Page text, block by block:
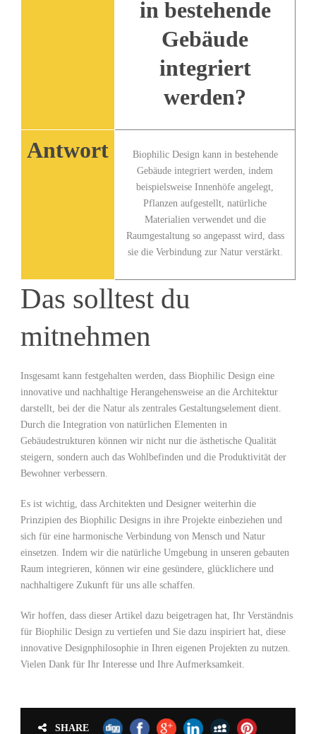
in bestehende
Gebäude
integriert
werden?
Antwort
Biophilic Design kann in ⁢bestehende
Gebäude integriert werden, ⁢indem
‌beispielsweise Innenhöfe angelegt,
Pflanzen aufgestellt,‍ natürliche
Materialien ‌verwendet ⁣und⁢ die
Raumgestaltung so angepasst wird, dass
sie die Verbindung zur Natur⁤ verstärkt.
Das ⁤solltest du
mitnehmen
Insgesamt⁤ kann festgehalten werden, dass‌ Biophilic Design eine
innovative und nachhaltige Herangehensweise an die Architektur
darstellt, bei der die Natur als ‍zentrales Gestaltungselement dient.
Durch die Integration von natürlichen Elementen in⁢
Gebäudestrukturen können wir ⁣nicht nur die‌ ästhetische Qualität
steigern, sondern auch ​das Wohlbefinden und die Produktivität der
⁣Bewohner‌ verbessern.
Es ist wichtig, dass Architekten‍ und Designer weiterhin ⁢die
Prinzipien des Biophilic Designs in ​ihre Projekte ⁢einbeziehen‍ und
sich für eine harmonische⁤ Verbindung von Mensch und Natur
einsetzen.⁣ Indem wir die natürliche Umgebung in unseren gebauten‌
Raum integrieren, können wir eine ‍gesündere, glücklichere und
nachhaltigere Zukunft für ⁤uns alle schaffen.
Wir hoffen, dass ⁣dieser ​Artikel dazu⁣ beigetragen⁢ hat, Ihr Verständnis
für Biophilic Design zu vertiefen und Sie dazu inspiriert hat, ‍diese
innovative Designphilosophie in Ihren eigenen Projekten zu nutzen.
Vielen Dank für Ihr Interesse und Ihre Aufmerksamkeit.
SHARE